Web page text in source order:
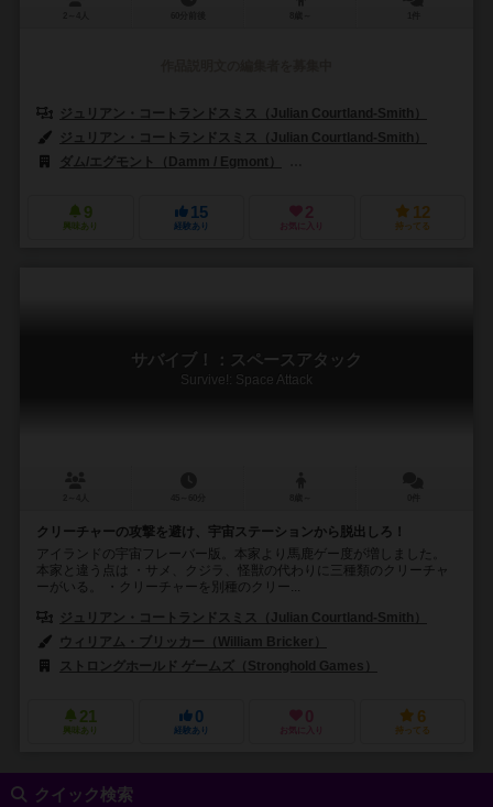
ジュリアン・コートランドスミス（Julian Courtland-Smith）
ジュリアン・コートランドスミス（Julian Courtland-Smith）
ダム/エグモント（Damm / Egmont）
9
興味あり
15
経験あり
2
お気に入り
12
持ってる
サバイブ！：スペースアタック
Survive!: Space Attack
クリーチャーの攻撃を避け、宇宙ステーションから脱出しろ！
アイランドの宇宙フレーバー版。本家より馬鹿ゲー度が増しました。
本家と違う点は ・サメ、クジラ、怪獣の代わりに三種類のクリーチャ
ーがいる。 ・クリーチャーを別種のクリー...
ジュリアン・コートランドスミス（Julian Courtland-Smith）
ウィリアム・ブリッカー（William Bricker）
ストロングホールド ゲームズ（Stronghold Games）
21
興味あり
0
経験あり
0
お気に入り
6
持ってる
クイック検索